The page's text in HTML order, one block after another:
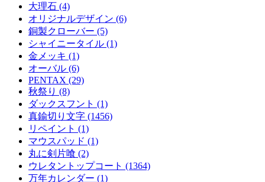
大理石 (4)
オリジナルデザイン (6)
銅製クローバー (5)
シャイニータイル (1)
金メッキ (1)
オーバル (6)
PENTAX (29)
秋祭り (8)
ダックスフント (1)
真鍮切り文字 (1456)
リペイント (1)
マウスパッド (1)
丸に剣片喰 (2)
ウレタントップコート (1364)
万年カレンダー (1)